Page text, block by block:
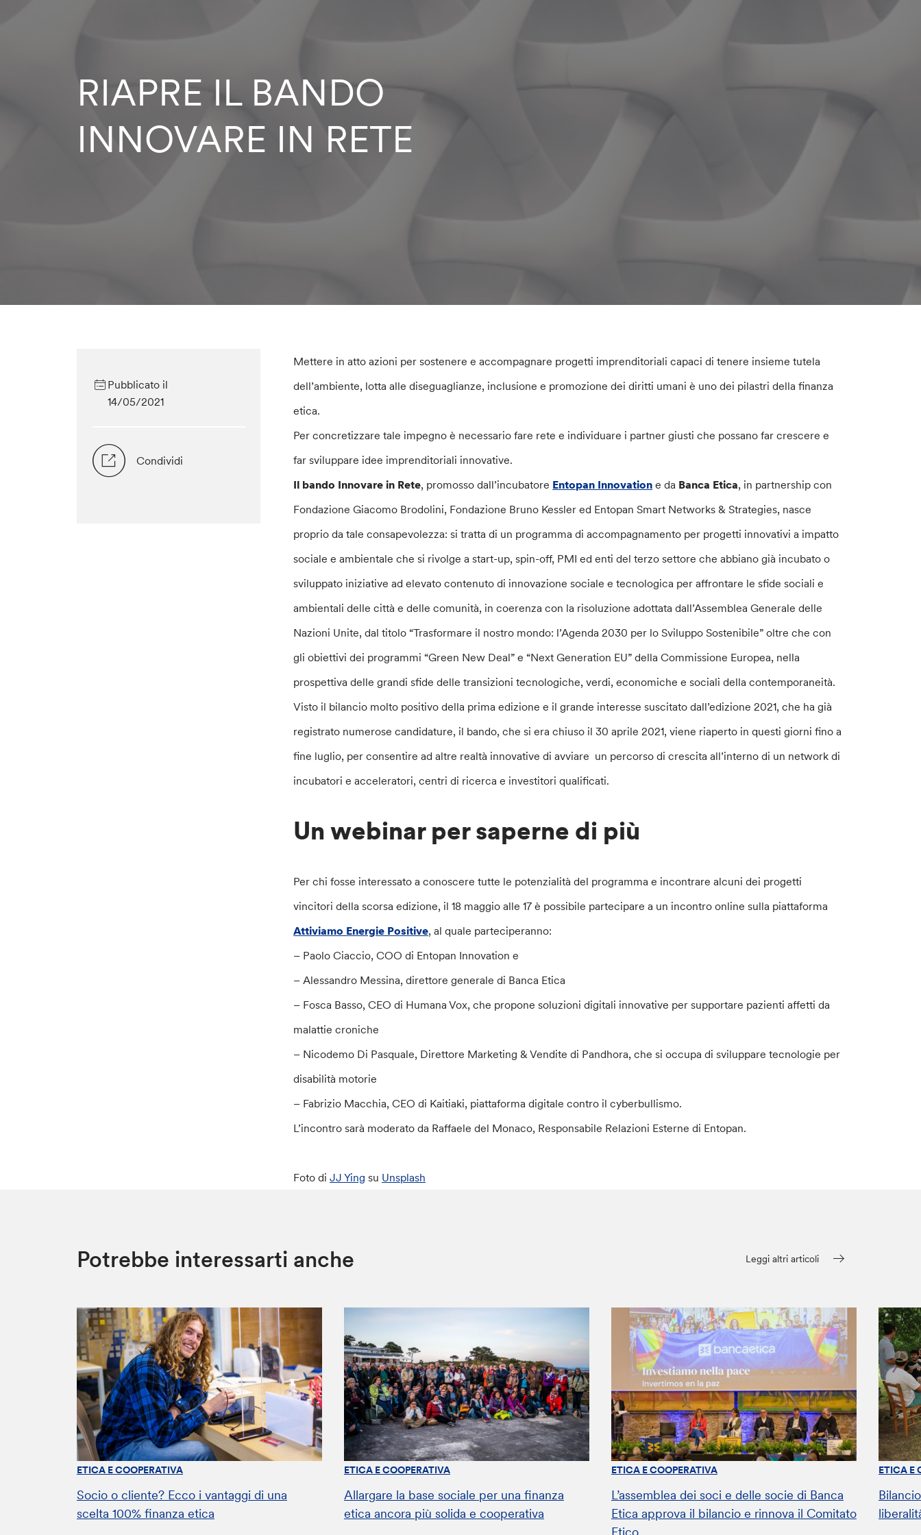
RIAPRE IL BANDO
INNOVARE IN RETE
Pubblicato il
14/05/2021
Condividi
Mettere in atto azioni per sostenere e accompagnare progetti imprenditoriali capaci di tenere insieme tutela
dell’ambiente, lotta alle diseguaglianze, inclusione e promozione dei diritti umani è uno dei pilastri della finanza
etica.
Per concretizzare tale impegno è necessario fare rete e individuare i partner giusti che possano far crescere e
far sviluppare idee imprenditoriali innovative.
Il bando Innovare in Rete, promosso dall’incubatore Entopan Innovation e da Banca Etica, in partnership con
Fondazione Giacomo Brodolini, Fondazione Bruno Kessler ed Entopan Smart Networks & Strategies, nasce
proprio da tale consapevolezza: si tratta di un programma di accompagnamento per progetti innovativi a impatto
sociale e ambientale che si rivolge a start-up, spin-off, PMI ed enti del terzo settore che abbiano già incubato o
sviluppato iniziative ad elevato contenuto di innovazione sociale e tecnologica per affrontare le sfide sociali e
ambientali delle città e delle comunità, in coerenza con la risoluzione adottata dall’Assemblea Generale delle
Nazioni Unite, dal titolo “Trasformare il nostro mondo: l’Agenda 2030 per lo Sviluppo Sostenibile” oltre che con
gli obiettivi dei programmi “Green New Deal” e “Next Generation EU” della Commissione Europea, nella
prospettiva delle grandi sfide delle transizioni tecnologiche, verdi, economiche e sociali della contemporaneità.
Visto il bilancio molto positivo della prima edizione e il grande interesse suscitato dall’edizione 2021, che ha già
registrato numerose candidature, il bando, che si era chiuso il 30 aprile 2021, viene riaperto in questi giorni fino a
fine luglio, per consentire ad altre realtà innovative di avviare un percorso di crescita all’interno di un network di
incubatori e acceleratori, centri di ricerca e investitori qualificati.
Un webinar per saperne di più
Per chi fosse interessato a conoscere tutte le potenzialità del programma e incontrare alcuni dei progetti
vincitori della scorsa edizione, il 18 maggio alle 17 è possibile partecipare a un incontro online sulla piattaforma
Attiviamo Energie Positive, al quale parteciperanno:
– Paolo Ciaccio, COO di Entopan Innovation e
– Alessandro Messina, direttore generale di Banca Etica
– Fosca Basso, CEO di Humana Vox, che propone soluzioni digitali innovative per supportare pazienti affetti da
malattie croniche
– Nicodemo Di Pasquale, Direttore Marketing & Vendite di Pandhora, che si occupa di sviluppare tecnologie per
disabilità motorie
– Fabrizio Macchia, CEO di Kaitiaki, piattaforma digitale contro il cyberbullismo.
L’incontro sarà moderato da Raffaele del Monaco, Responsabile Relazioni Esterne di Entopan.
Foto diJJ Ying su Unsplash
Potrebbe interessarti anche Leggi altri articoli
ETICA E COOPERATIVA
Socio o cliente? Ecco i vantaggi di una
scelta 100% finanza etica
ETICA E COOPERATIVA
Allargare la base sociale per una finanza
etica ancora più solida e cooperativa
ETICA E COOPERATIVA
L’assemblea dei soci e delle socie di Banca
Etica approva il bilancio e rinnova il Comitato
ETICA E